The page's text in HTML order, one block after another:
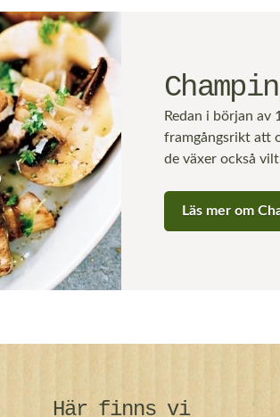
Redan i början av
framgångsrikt att
de växer också
Läs mer om
Här finns vi